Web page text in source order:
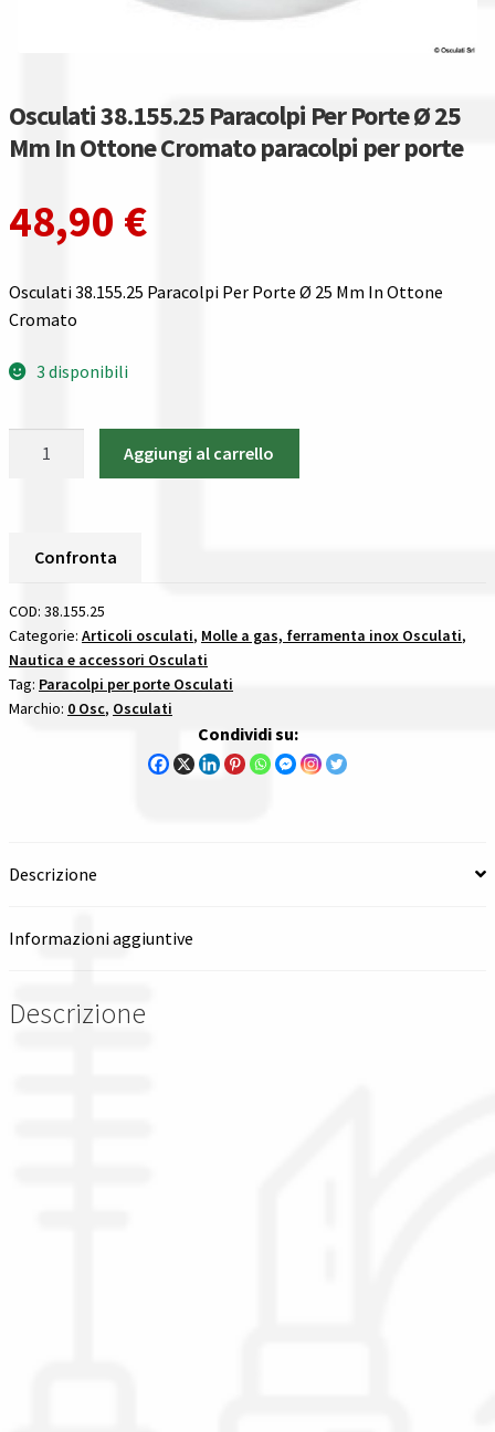
Guida all’utilizzo del sito
Pagamenti
Privacy policy
Riepilogo ordine
Tutte le categorie dei prodotti
Wishlist
Osculati 38.155.25 Paracolpi Per Porte Ø 25
Mm In Ottone Cromato paracolpi per porte
48,90 €
Osculati 38.155.25 Paracolpi Per Porte Ø 25 Mm In Ottone
Cromato
3 disponibili
Porte
25
Mm
In
Ottone
Cromato
Aggiungi al carrello
Confronta
COD: 38.155.25
Categorie: Articoli osculati, Molle a gas, ferramenta inox Osculati,
Nautica e accessori Osculati
Tag: Paracolpi per porte Osculati
Marchio: 0 Osc, Osculati
Condividi su:
Descrizione
Informazioni aggiuntive
Descrizione